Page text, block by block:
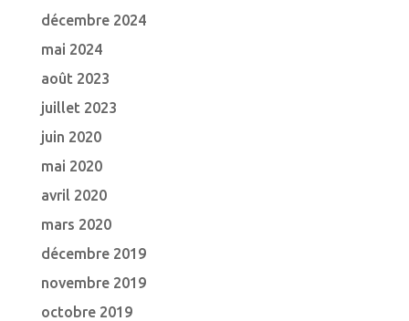
décembre 2024
mai 2024
août 2023
juillet 2023
juin 2020
mai 2020
avril 2020
mars 2020
décembre 2019
novembre 2019
octobre 2019